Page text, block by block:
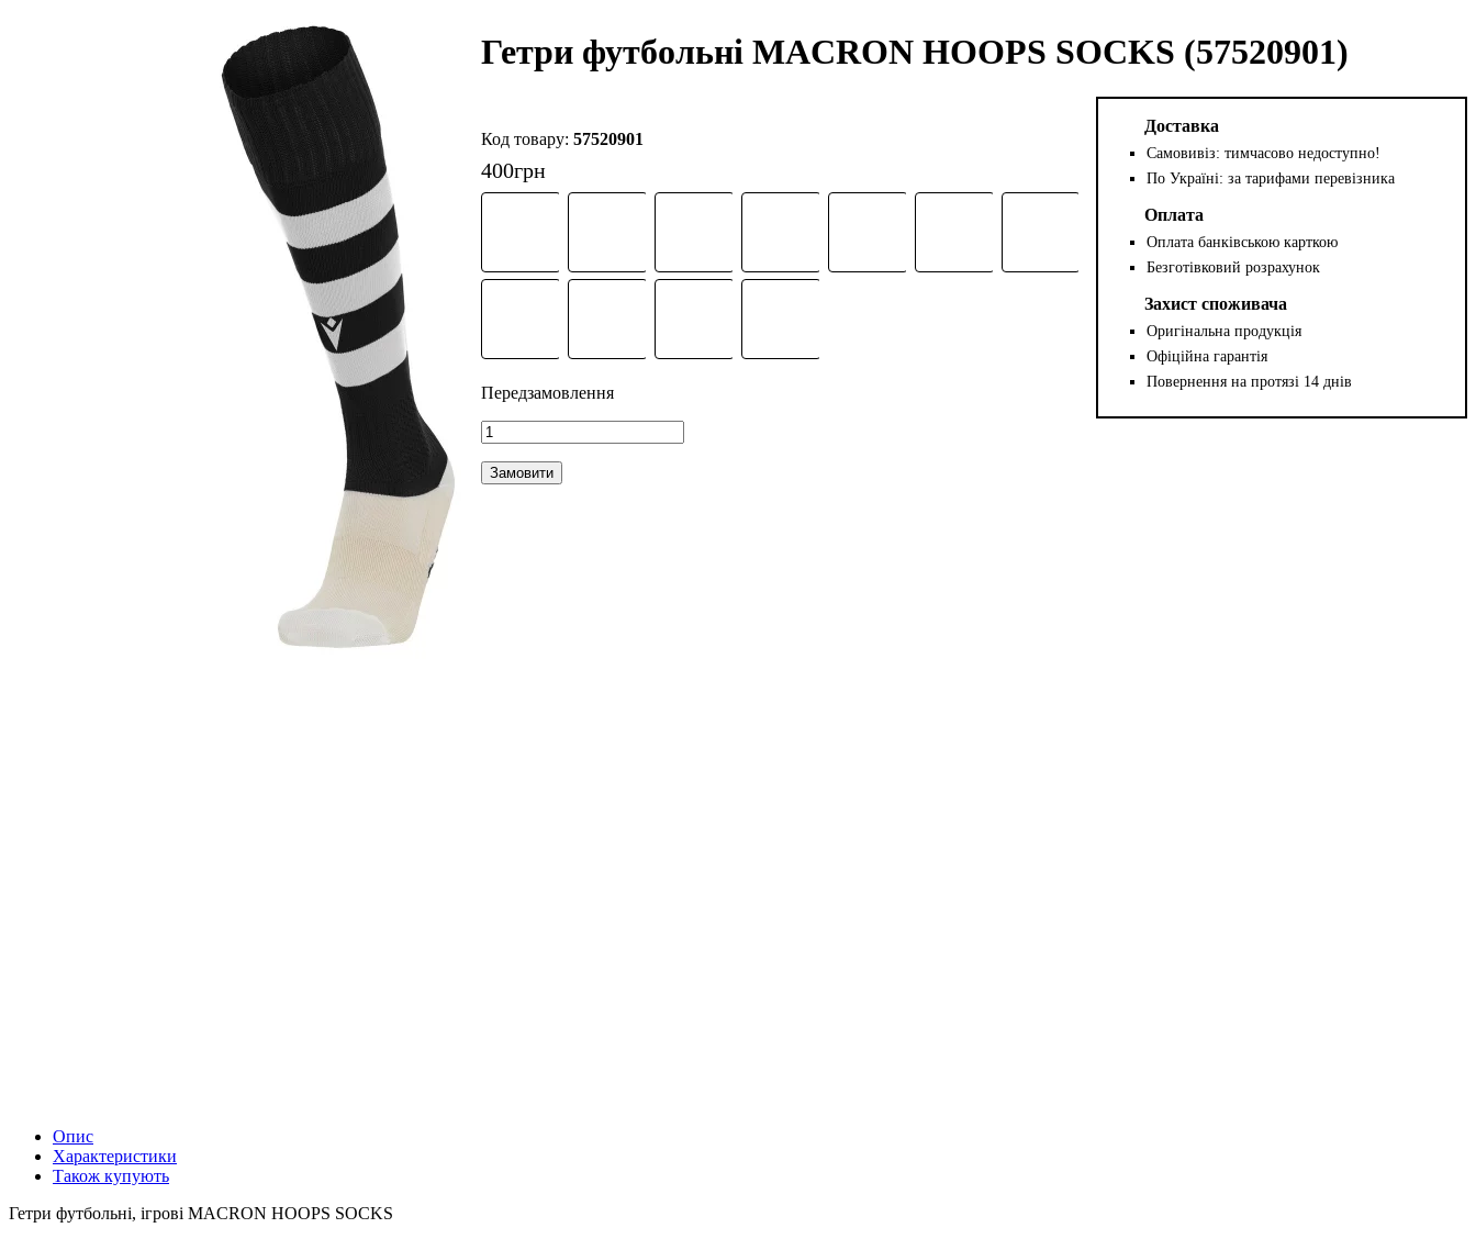
Гетри футбольні MACRON HOOPS SOCKS (57520901)
57520901
400грн
Замовити
Доставка
Самовивіз: тимчасово недоступно!
По Україні: за тарифами перевізника
Оплата
Оплата банківською карткою
Безготівковий розрахунок
Захист споживача
Оригінальна продукція
Офіційна гарантія
Повернення на протязі 14 днів
Опис
Характеристики
Також купують
Гетри футбольні, ігрові MACRON HOOPS SOCKS